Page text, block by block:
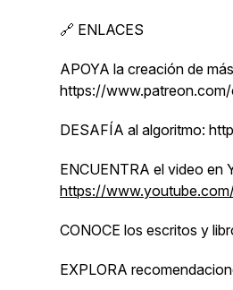
🔗 ENLACES
APOYA la creación de
https://
DESAFÍA al algoritmo:
ENCUENTRA el video en
https://
CONOCE los escritos y
EXPLORA